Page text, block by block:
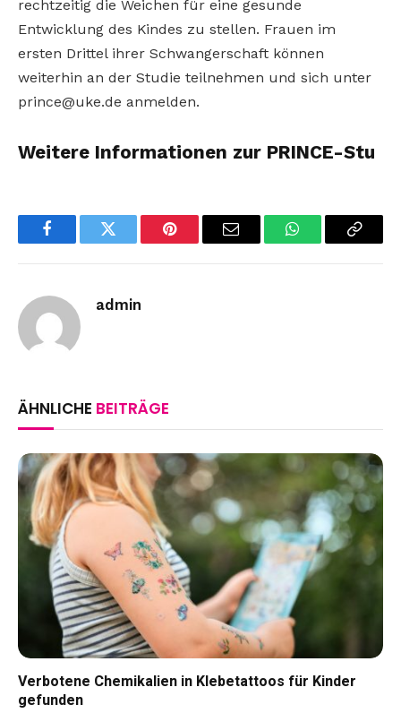
rechtzeitig die Weichen für eine gesunde
Entwicklung des Kindes zu stellen. Frauen im
ersten Drittel ihrer Schwangerschaft können
weiterhin an der Studie teilnehmen und sich unter
prince@uke.de anmelden.
Weitere Informationen zur PRINCE-Stu
FacebookTwitter Pinterest Email WhatsAppCopy
admin
ÄHNLICHE BEITRÄGE
Verbotene Chemikalien in Klebetattoos für Kinder
gefunden